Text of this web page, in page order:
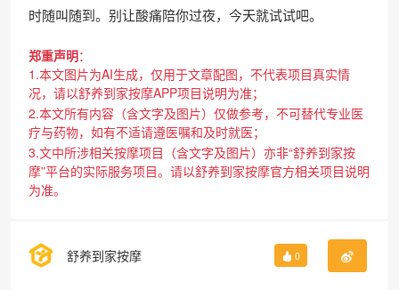
时随叫随到。别让酸痛陪你过夜，今天就试试吧。
郑重声明：
1.本文图片为AI生成，仅用于文章配图，不代表项目真实情
况，请以舒养到家按摩APP项目说明为准；
2.本文所有内容（含文字及图片）仅做参考，不可替代专业医
疗与药物，如有不适请遵医嘱和及时就医；
3.文中所涉相关按摩项目（含文字及图片）亦非“舒养到家按
摩”平台的实际服务项目。请以舒养到家按摩官方相关项目说明
为准。
舒养到家按摩 0